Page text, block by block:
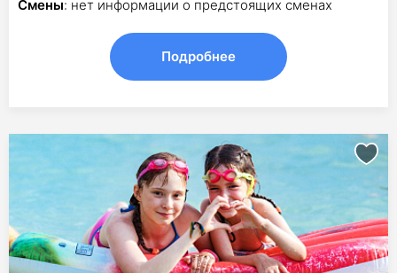
Смены: нет информации о предстоящих сменах
Подробнее